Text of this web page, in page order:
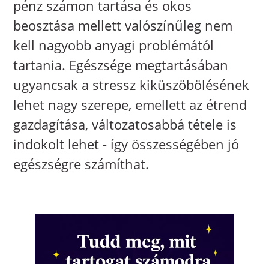
pénz számon tartása és okos
beosztása mellett valószínűleg nem
kell nagyobb anyagi problémától
tartania. Egészsége megtartásában
ugyancsak a stressz kiküszöbölésének
lehet nagy szerepe, emellett az étrend
gazdagítása, változatosabbá tétele is
indokolt lehet - így összességében jó
egészségre számíthat.